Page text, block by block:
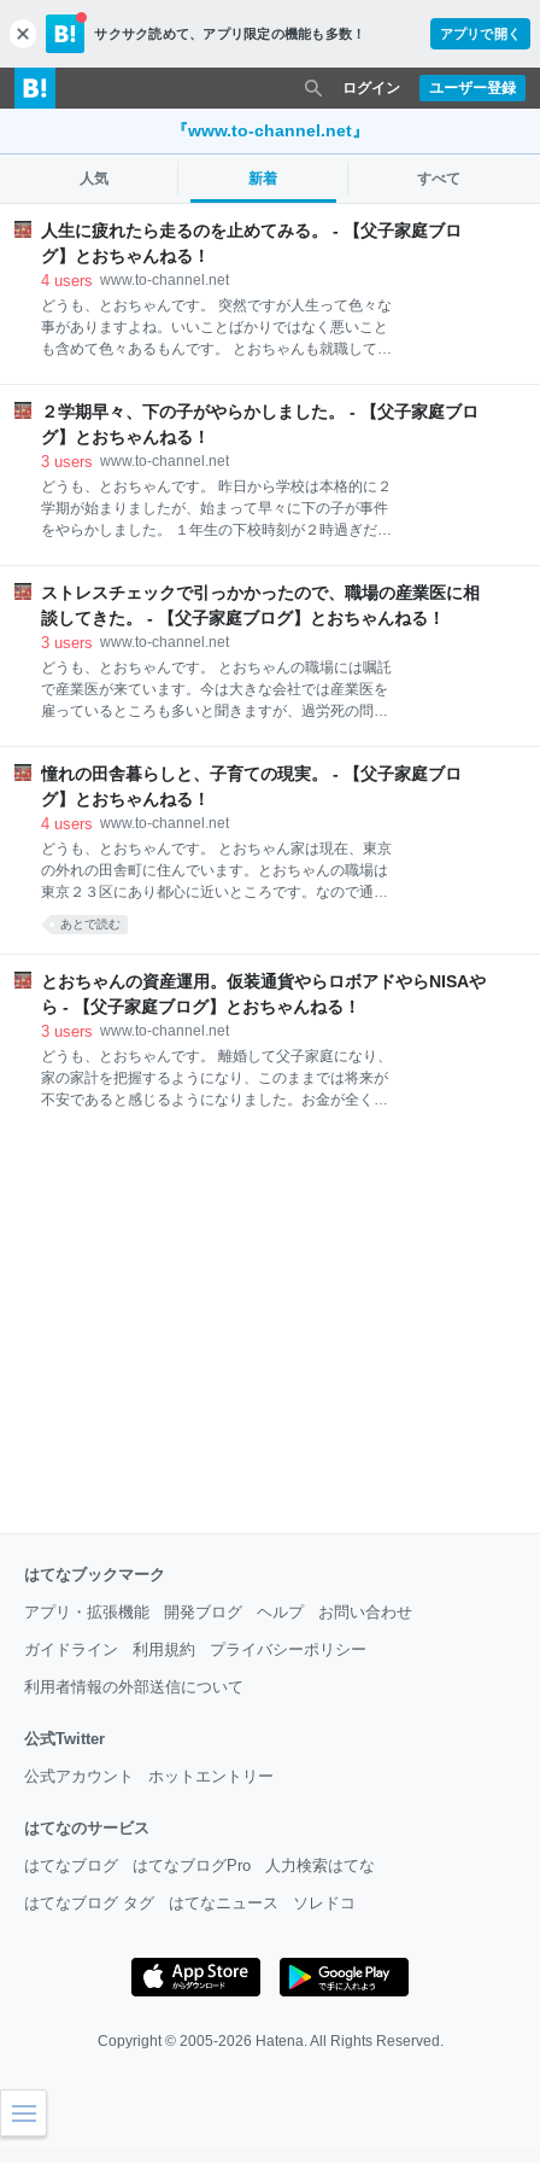
c
l
o
s
サクサク読めて、 アプリ限定の機能も多数！ アプリで開く
ユーザー登録
ログイン
『www.to-channel.net』
人気 新着 すべて
人生に疲れたら走るのを止めてみる。 - 【父子家庭ブロ
グ】とおちゃんねる！
4 users www.to-channel.net
どうも、とおちゃんです。 突然ですが人生って色々な
事がありますよね。いいことばかりではなく悪いこと
も含めて色々あるもんです。 とおちゃんも就職して結
るという訳ではありませんが、人生には色々なことが
起こる可能性があって、どうなるかわからないという
ことがわかりました。 何だかわかるのかわからないの
かよくわからない文章になってますが、とおちゃんの
場合で言えば、離婚するまでは順調に生きてきたと思
っていました。 でも今考えると結婚している間もどこ
うレールが大きく曲がっていた。それに気付かずに突
っ走ったら脱線してしまった感じでしょうか。 それま
では確かに順調でしたが、単調でつまらな人生だと感
じていた部分もあり
２学期早々、下の子がやらかしました。 - 【父子家庭ブロ
グ】とおちゃんねる！
3 users www.to-channel.net
どうも、とおちゃんです。 昨日から学校は本格的に２
学期が始まりましたが、始まって早々に下の子が事件
をやらかしました。 １年生の下校時刻が２時過ぎだっ
す。 途中で近所の知り合いの子に会ったので、下の子
を見なかったか聞いても見ていないとのこと。そうこ
うするうちに上の子が帰ってきて、１年生はとっくに
帰ってるはずだし、学校でも見ていないとのことでし
た。 いよいよ心配になった叔母が学校に連絡。担任の
先生も探しに出てちょっとした騒ぎになったそうで
のお友達と一緒に帰っていたが、その子と図書館に行
こうという話になり、図書館に行った。でも図書館が
月曜日で休みだったので、その子が家で遊ぼうと言っ
て誘われたのでその子の家
ストレスチェックで引っかかったので、職場の産業医に相
談してきた。 - 【父子家庭ブログ】とおちゃんねる！
3 users www.to-channel.net
どうも、とおちゃんです。 とおちゃんの職場には嘱託
で産業医が来ています。今は大きな会社では産業医を
雇っているところも多いと聞きますが、過労死の問題
おり、夜深く眠れなかったり、職場でめまいが頻繁に
起こるようになったため、３月頃に産業保健師に相談
していました。 www.to-channel.net www.to-
channel.net その時は悪化するようなら心療内科等に
受診するよう勧められていましたが、４月、５月は年
度始めで仕事が忙しく、かつ父家庭になって、叔母と
ることがあったため、病院に行く暇なんてありません
となっていました。 www.to-channel.net ５月に健康診
断があり、体の方は血
憧れの田舎暮らしと、子育ての現実。 - 【父子家庭ブロ
グ】とおちゃんねる！
4 users www.to-channel.net
どうも、とおちゃんです。 とおちゃん家は現在、東京
の外れの田舎町に住んでいます。とおちゃんの職場は
東京２３区にあり都心に近いところです。なので通勤
には片道２時間近くかかります。 なぜ実家でもないの
に、職場から遠いところに住んでいるかといいます
新潟の田舎に育ったので、子供ができた時に、都会の
ゴミゴミしたところで育てるよりも、自然豊かな田舎
で育てたいと思っていました。 その頃は元妻とよく山
北の山が好きでよく登りに行っていました。その時に
東北の自然の風景や、住んでいる人の良さに癒され、
こんなところに住んでみたいなあと思っていました。
あとで読む
とおちゃんの資産運用。仮装通貨やらロボアドやらNISAや
ら - 【父子家庭ブログ】とおちゃんねる！
3 users www.to-channel.net
どうも、とおちゃんです。 離婚して父子家庭になり、
家の家計を把握するようになり、このままでは将来が
不安であると感じるようになりました。お金が全くな
はてなブックマーク
アプリ・拡張機能 開発ブログ ヘルプ お問い合わせ
ガイドライン 利用規約 プライバシーポリシー
利用者情報の外部送信について
公式Twitter
公式アカウント ホットエントリー
はてなのサービス
はてなブログ はてなブログPro 人力検索はてな
はてなブログ タグ はてなニュース ソレドコ
Copyright © 2005-2026 Hatena. All Rights Reserved.